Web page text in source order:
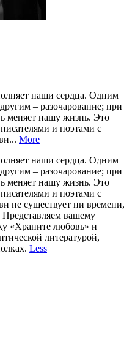
наши сердца. Одним
– разочарование; при
меняет нашу жизнь. Это
и поэтами с
More
наши сердца. Одним
– разочарование; при
меняет нашу жизнь. Это
и поэтами с
не существует ни времени,
Представляем вашему
«Храните любовь» и
литературой,
Less